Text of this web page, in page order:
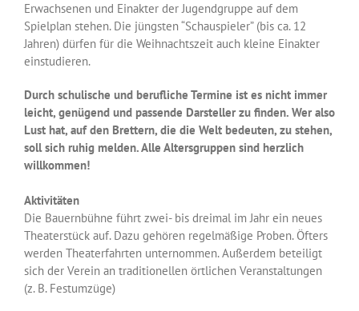
Erwachsenen und Einakter der Jugendgruppe auf dem
Spielplan stehen. Die jüngsten “Schauspieler” (bis ca. 12
Jahren) dürfen für die Weihnachtszeit auch kleine Einakter
einstudieren.
Durch schulische und berufliche Termine ist es nicht immer
leicht, genügend und passende Darsteller zu finden. Wer also
Lust hat, auf den Brettern, die die Welt bedeuten, zu stehen,
soll sich ruhig melden. Alle Altersgruppen sind herzlich
willkommen!
Aktivitäten
Die Bauernbühne führt zwei- bis dreimal im Jahr ein neues
Theaterstück auf. Dazu gehören regelmäßige Proben. Öfters
werden Theaterfahrten unternommen. Außerdem beteiligt
sich der Verein an traditionellen örtlichen Veranstaltungen
(z. B. Festumzüge)